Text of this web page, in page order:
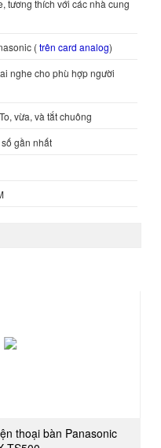
tương thích với các nhà cung
(trên card analog)
nghe cho phù hợp người
vừa, và tắt chuông
gần nhất
thoại bàn Panasonic